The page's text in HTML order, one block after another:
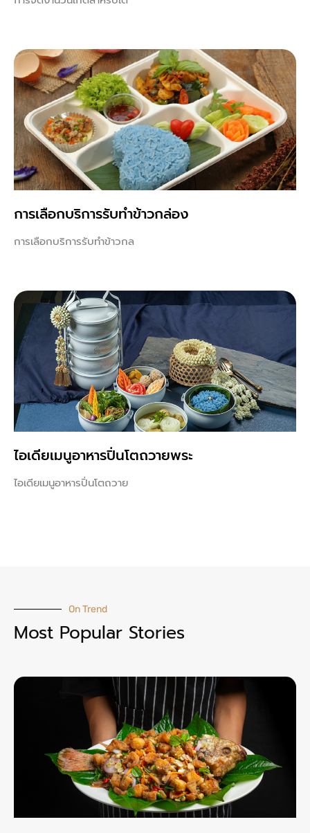
การเลือกบริการรับทำข้าวกล่อง
การเลือกบริการรับทำข้าวกล
ไอเดียเมนูอาหารปิ่นโตถวายพระ
ไอเดียเมนูอาหารปิ่นโตถวาย
On Trend
Most Popular Stories